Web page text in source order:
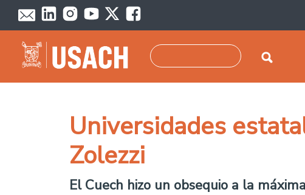
Skip to main content
Universidades
Zolezzi
El Cuech hizo un obsequio a la